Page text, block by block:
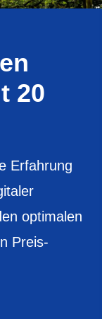
20
Erfahrung
optimalen
Preis-